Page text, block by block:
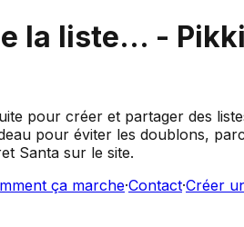
la liste... - Pikki
pour créer et partager des
pour éviter les doublons,
Santa sur le site.
ça marche·Contact·Créer